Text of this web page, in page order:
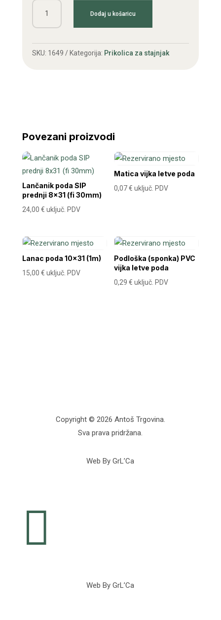
Zupčanik
stožasti
osovinom
19z
Dodaj u košaricu
SKU: 1649 Kategorija: Prikolica za stajnjak
Povezani proizvodi
Lančanik poda SIP
prednji 8×31 (fi 30mm)
24,00 € uključ. PDV
Matica vijka letve poda
0,07€ uključ. PDV
Lanac poda 10×31 (1m)
15,00 € uključ. PDV
Podloška (sponka) PVC
vijka letve poda
0,29€ uključ. PDV
Copyright © 2026 Antoš Trgovina.
Sva prava pridržana.
Web By GrL’Ca

Web By GrL’Ca